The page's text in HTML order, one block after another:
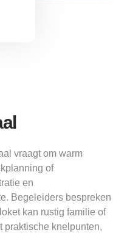
vraagt om warm
of
en
Begeleiders bespreken
kan rustig familie of
praktische knelpunten,